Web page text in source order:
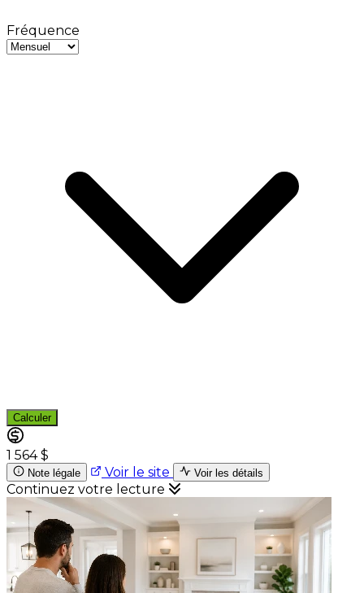
Fréquence
Calculer
1 564 $
Note légale Voir le site Voir les détails
Continuez votre lecture